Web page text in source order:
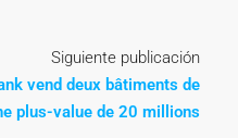
Siguiente publicación
vend deux bâtiments de
plus-value de 20 millions